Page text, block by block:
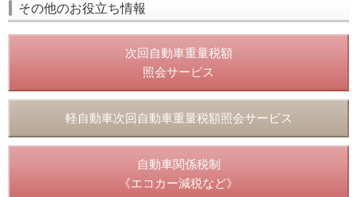
その他のお役立ち情報
次回自動車重量税額
照会サービス
軽自動車次回自動車重量税額照会サービス
自動車関係税制
《エコカー減税など》